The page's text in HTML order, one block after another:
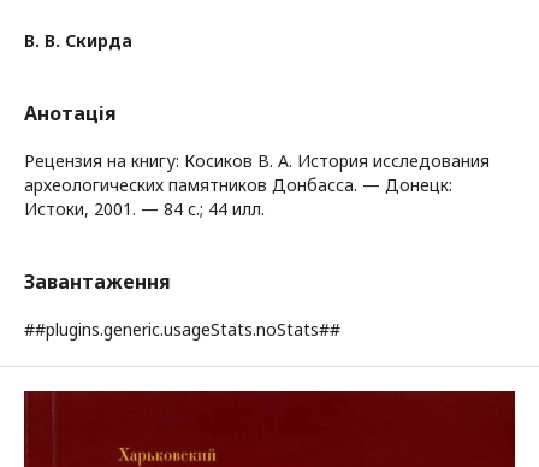
В. В. Скирда
Анотація
Рецензия на книгу: Косиков В. А. История исследования
археологических памятников Донбасса. — Донецк:
Истоки, 2001. — 84 с.; 44 илл.
Завантаження
##plugins.generic.usageStats.noStats##